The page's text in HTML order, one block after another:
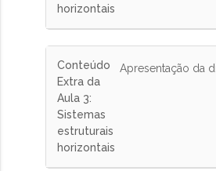
horizontais
Conteúdo
Extra da
Aula 3:
Sistemas
estruturais
horizontais